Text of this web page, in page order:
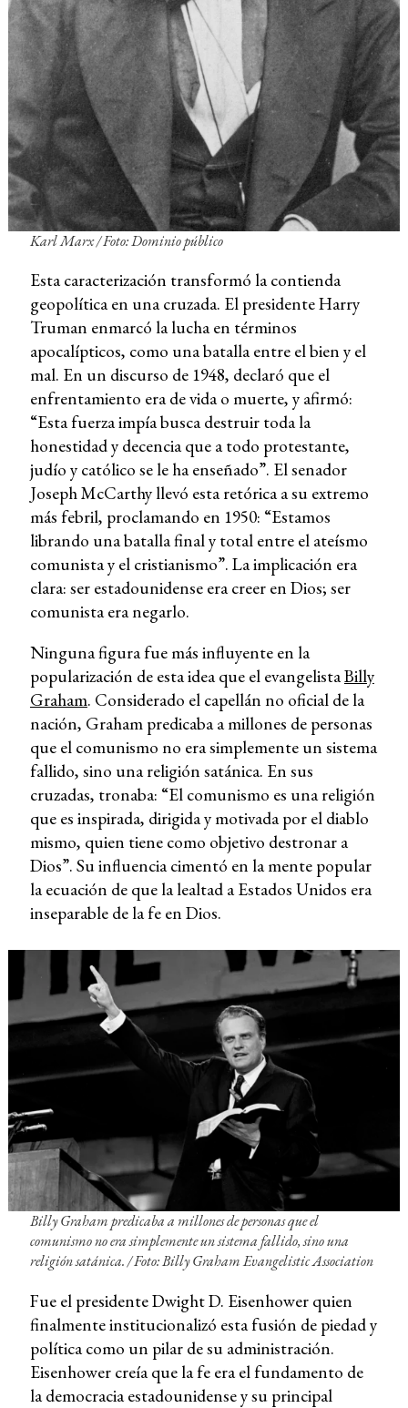
Karl Marx / Foto: Dominio público
Esta caracterización transformó la contienda
geopolítica en una cruzada. El presidente Harry
Truman enmarcó la lucha en términos
apocalípticos, como una batalla entre el bien y el
mal. En un discurso de 1948, declaró que el
enfrentamiento era de vida o muerte, y afirmó:
“Esta fuerza impía busca destruir toda la
honestidad y decencia que a todo protestante,
judío y católico se le ha enseñado”. El senador
Joseph McCarthy llevó esta retórica a su extremo
más febril, proclamando en 1950: “Estamos
librando una batalla final y total entre el ateísmo
comunista y el cristianismo”. La implicación era
clara: ser estadounidense era creer en Dios; ser
comunista era negarlo.
Ninguna figura fue más influyente en la
popularización de esta idea que el evangelistaBilly
Graham. Considerado el capellán no oficial de la
nación, Graham predicaba a millones de personas
que el comunismo no era simplemente un sistema
fallido, sino una religión satánica. En sus
cruzadas, tronaba: “El comunismo es una religión
que es inspirada, dirigida y motivada por el diablo
mismo, quien tiene como objetivo destronar a
Dios”. Su influencia cimentó en la mente popular
la ecuación de que la lealtad a Estados Unidos era
inseparable de la fe en Dios.
Billy Graham predicaba a millones de personas que el
comunismo no era simplemente un sistema fallido, sino una
religión satánica. / Foto: Billy Graham Evangelistic Association
Fue el presidente Dwight D. Eisenhower quien
finalmente institucionalizó esta fusión de piedad y
política como un pilar de su administración.
Eisenhower creía que la fe era el fundamento de
la democracia estadounidense y su principal